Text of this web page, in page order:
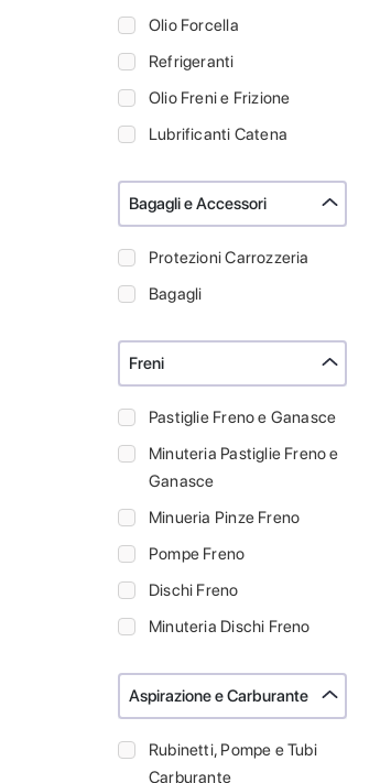
Olio Forcella
Refrigeranti
Olio Freni e Frizione
Lubrificanti Catena
Bagagli e Accessori
Protezioni Carrozzeria
Bagagli
Freni
Pastiglie Freno e Ganasce
Minuteria Pastiglie Freno e
Ganasce
Minueria Pinze Freno
Pompe Freno
Dischi Freno
Minuteria Dischi Freno
Aspirazione e Carburante
Rubinetti, Pompe e Tubi
Carburante